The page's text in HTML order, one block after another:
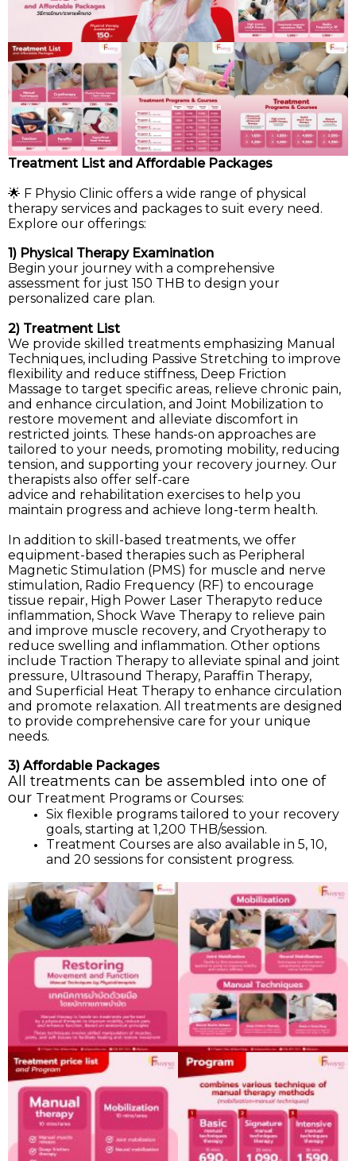
Treatment List and Affordable Packages
🌟 F Physio Clinic offers a wide range of physical
therapy services and packages to suit every need.
Explore our offerings:
1) Physical Therapy Examination
Begin your journey with a comprehensive
assessment for just 150 THB to design your
personalized care plan.
2) Treatment List
We provide skilled treatments emphasizing Manual
Techniques, including Passive Stretching to improve
flexibility and reduce stiffness, Deep Friction
Massage to target specific areas, relieve chronic pain,
and enhance circulation, and Joint Mobilization to
restore movement and alleviate discomfort in
restricted joints. These hands-on approaches are
tailored to your needs, promoting mobility, reducing
tension, and supporting your recovery journey. Our
therapists also offer self-care
advice and rehabilitation exercises to help you
maintain progress and achieve long-term health.
In addition to skill-based treatments, we offer
equipment-based therapies such as Peripheral
Magnetic Stimulation (PMS) for muscle and nerve
stimulation, Radio Frequency (RF) to encourage
tissue repair, High Power Laser Therapyto reduce
inflammation, Shock Wave Therapy to relieve pain
and improve muscle recovery, and Cryotherapy to
reduce swelling and inflammation. Other options
include Traction Therapy to alleviate spinal and joint
pressure, Ultrasound Therapy, Paraffin Therapy,
and Superficial Heat Therapy to enhance circulation
and promote relaxation. All treatments are designed
to provide comprehensive care for your unique
needs.
3) Affordable Packages
All treatments can be assembled into one of
our Treatment Programs or Courses:
Six flexible programs tailored to your recovery
goals, starting at 1,200 THB/session.
Treatment Courses are also available in 5, 10,
and 20 sessions for consistent progress.